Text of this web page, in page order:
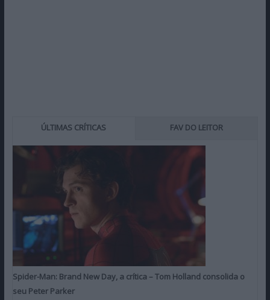
ÚLTIMAS CRÍTICAS FAV DO LEITOR
Spider-Man: Brand New Day, a crítica – Tom Holland consolida o
seu Peter Parker